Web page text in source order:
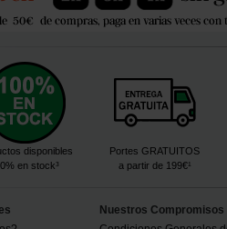
disponibles
en stock³
Portes GRATUITOS
a partir de 199€¹
Nuestros Compromisos